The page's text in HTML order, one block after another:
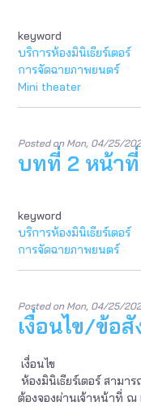
keyword
บริการห้องมินิเธียร์เตอร์
การจัดฉายภาพยนตร์
Mini theater
Posted on Mon, 04/25/
บทที่ 2 หน้า
keyword
บริการห้องมินิเธียร์เตอร์
การจัดฉายภาพยนตร์
Posted on Mon, 04/25/
เงื่อนไข/ข้อ
เงื่อนไข
ห้องมินิเธียร์เตอร์ สามา
ต้องจองผ่านเจ้าหน้าที่ ณ